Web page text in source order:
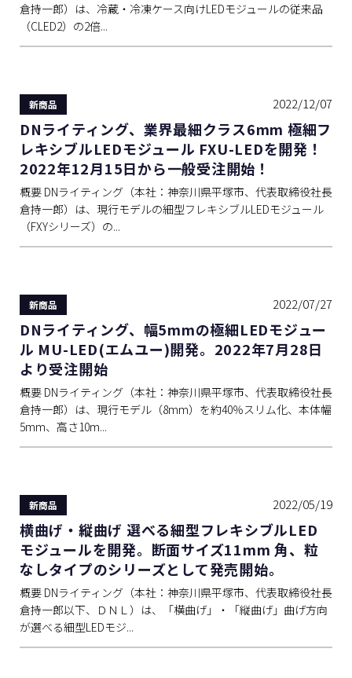
倉持一郎）は、冷蔵・冷凍ケース向けLEDモジュールの従来品
（CLED2）の2倍...
新商品 2022/12/07
DNライティング、業界最細クラス6mm 極細フ
レキシブルLEDモジュール FXU-LEDを開発！
2022年12月15日から一般受注開始！
概要 DNライティング（本社：神奈川県平塚市、代表取締役社長
倉持一郎）は、現行モデルの細型フレキシブルLEDモジュール
（FXYシリーズ）の...
新商品 2022/07/27
DNライティング、幅5mmの極細LEDモジュー
ル MU-LED(エムユー)開発。2022年7月28日
より受注開始
概要 DNライティング（本社：神奈川県平塚市、代表取締役社長
倉持一郎）は、現行モデル（8mm）を約40％スリム化、本体幅
5mm、高さ10m...
新商品 2022/05/19
横曲げ・縦曲げ 選べる細型フレキシブルLED
モジュールを開発。断面サイズ11mm 角、粒
なしタイプのシリーズとして発売開始。
概要 DNライティング（本社：神奈川県平塚市、代表取締役社長
倉持一郎以下、ＤＮＬ）は、「横曲げ」・「縦曲げ」曲げ方向
が選べる細型LEDモジ...